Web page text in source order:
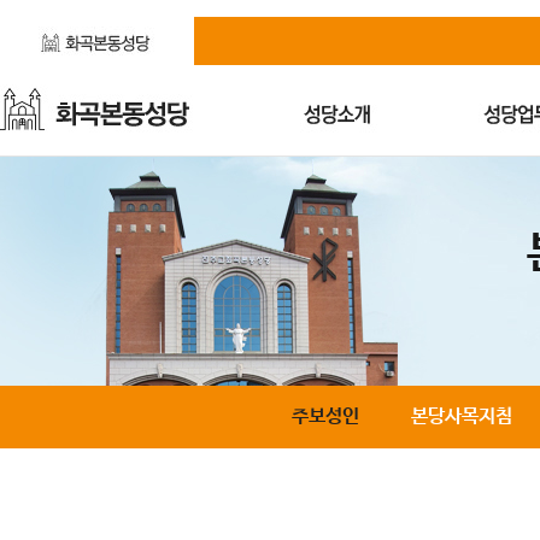
주보성인 본당사목지침